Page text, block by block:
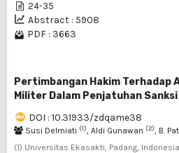
24-35
Abstract : 5908
PDF : 3663
Pertimbangan Hakim Terhadap
Militer Dalam Penjatuhan
DOI : 10.31933/zdqame38
Susi Delmiati (1), Aldi Gunawan (2), B.
(1) Universitas Ekasakti, Padang,